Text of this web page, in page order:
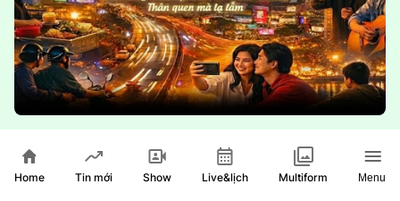
Home Tin mới Show Live&lịch Multiform Menu